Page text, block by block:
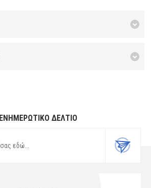
ΕΝΗΜΕΡΩΤΙΚΌ ΔΕΛΤΊΟ